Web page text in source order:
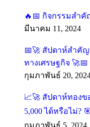
กิจกรรมสำ
มีนาคม 11, 2024
สัปดาห์สำคั
ข้อมูลทางเศรษฐกิจ
กุมภาพันธ์ 20, 2024
สัปดาห์ทองข
5,000 ได้หรือไม่?
กุมภาพันธ์ 5, 2024